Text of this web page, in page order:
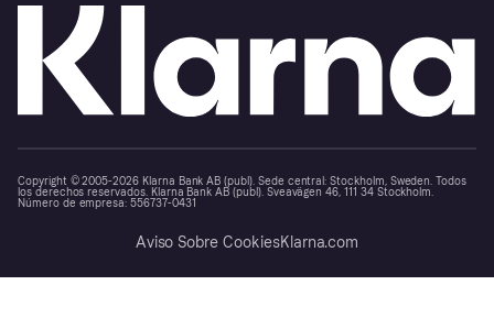
Copyright © 2005-2026 Klarna Bank AB (publ). Sede central: Stockholm, Sweden. Todos
los derechos reservados. Klarna Bank AB (publ). Sveavägen 46, 111 34 Stockholm.
Número de empresa: 556737-0431
Aviso Sobre CookiesKlarna.com